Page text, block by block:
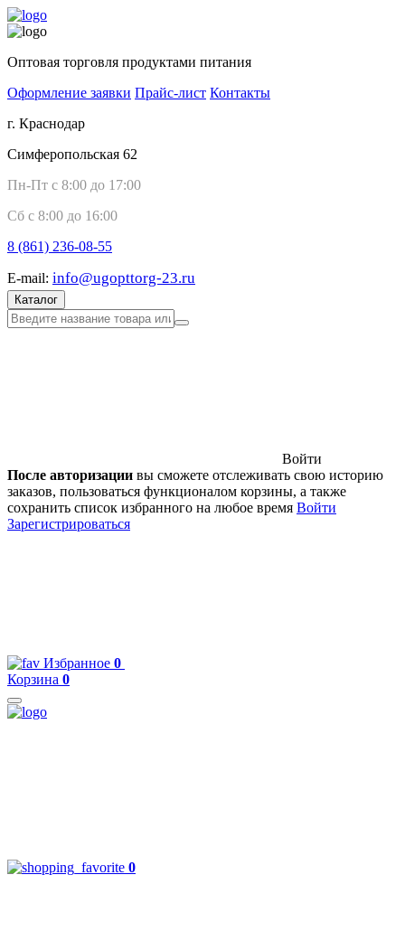
Оптовая торговля продуктами питания
Оформление заявки Прайс-лист Контакты
г. Краснодар
Симферопольская 62
Пн-Пт с 8:00 до 17:00
Сб с 8:00 до 16:00
8 (861) 236-08-55
E-mail: info@ugopttorg-23.ru
Каталог
Войти
После авторизации вы сможете отслеживать свою историю
заказов, пользоваться функционалом корзины, а также
сохранить список избранного на любое время Войти
Зарегистрироваться
Избранное 0
Корзина 0
0